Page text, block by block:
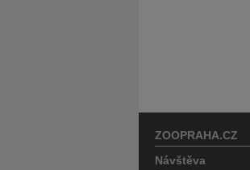
ZOOPRAHA.CZ
Návštěva